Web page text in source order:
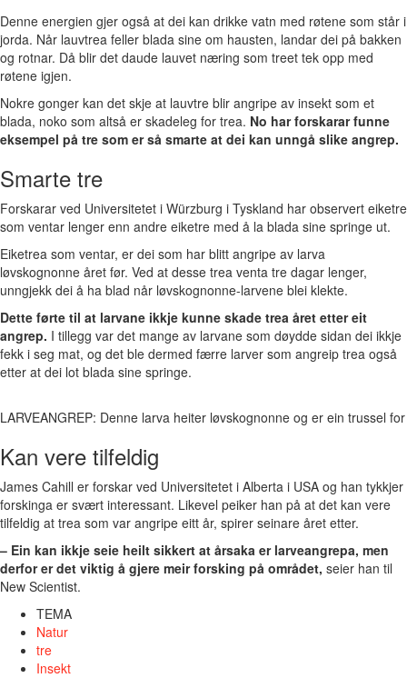
Denne energien gjer også at dei kan drikke vatn med røtene som står i
jorda. Når lauvtrea feller blada sine om hausten, landar dei på bakken
og rotnar. Då blir det daude lauvet næring som treet tek opp med
røtene igjen.
Nokre gonger kan det skje at lauvtre blir angripe av insekt som et
blada, noko som altså er skadeleg for trea. No har forskarar funne
eksempel på tre som er så smarte at dei kan unngå slike angrep.
Smarte tre
Forskarar ved Universitetet i Würzburg i Tyskland har observert eiketre
som ventar lenger enn andre eiketre med å la blada sine springe ut.
Eiketrea som ventar, er dei som har blitt angripe av larva
løvskognonne året før. Ved at desse trea venta tre dagar lenger,
unngjekk dei å ha blad når løvskognonne-larvene blei klekte.
Dette førte til at larvane ikkje kunne skade trea året etter eit
angrep. I tillegg var det mange av larvane som døydde sidan dei ikkje
fekk i seg mat, og det ble dermed færre larver som angreip trea også
etter at dei lot blada sine springe.
LARVEANGREP: Denne larva heiter løvskognonne og er ein trussel
Kan vere tilfeldig
James Cahill er forskar ved Universitetet i Alberta i USA og han tykkjer
forskinga er svært interessant. Likevel peiker han på at det kan vere
tilfeldig at trea som var angripe eitt år, spirer seinare året etter.
– Ein kan ikkje seie heilt sikkert at årsaka er larveangrepa, men
derfor er det viktig å gjere meir forsking på området, seier han til
New Scientist.
TEMA
Natur
tre
Insekt